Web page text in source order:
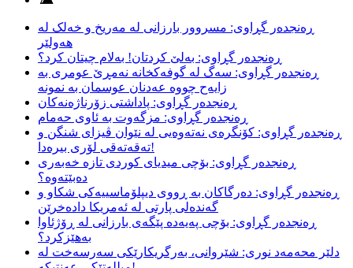
ڕەنجدەر گڕاوی: مسروور بارزانی لە مەریخ و خەلک لە
هەولێر
ڕەنجدەر گڕاوی: بەلێ کردتان! بەلام چیتان کرد؟
ڕەنجدەر گڕاوی: سەگ لە گوفەکخانە نەمڕێ عومری بە
زایەح چووە عەدنان عوسمان بە نمونە
ڕەنجدەر گڕاوی: پاداشتی زۆرناژەنەکان
ڕەنجدەر گڕاوی: مزگەوت بە ئاوی حەمام
ڕەنجدەر گڕاوی: کۆنگرەی نەتەوەیی لە نێوان ڤیزای شنگن و
تەقەتەقی لۆری بیرەدا!
ڕەنجدەر گڕاوی: بۆچی میدیای کوردی تازە خەبەری
دەبێتەوە؟
ڕەنجدەر گڕاوی: دەرگاکان بە ڕووی دیپلۆماسییەکی شکاو و
گەندەلی پارتی لە ئەمریکا دادەخرێن
ڕەنجدەر گڕاوی: بۆچی پەیەدە پێگەی بارزانی لە ڕۆژئاوا
بەهێزکرد؟
دلێر محەمەد نوری: شێروانی، بەرگریکارێکی سەرسەخت لە